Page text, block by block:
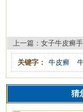
上一篇： 女子牛皮癣
关键字： 牛皮癣
猜